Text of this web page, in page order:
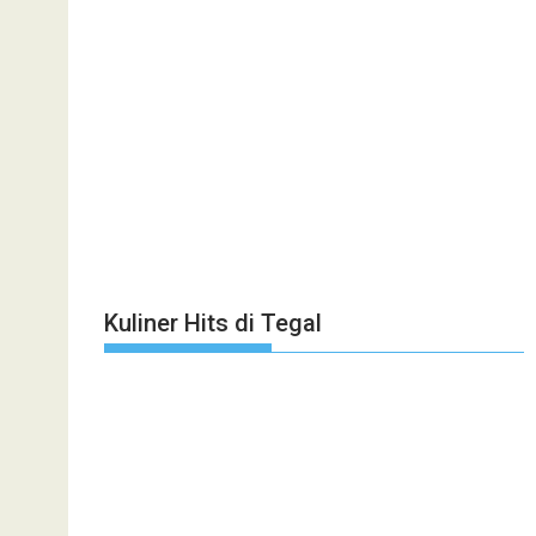
Kuliner Hits di Tegal